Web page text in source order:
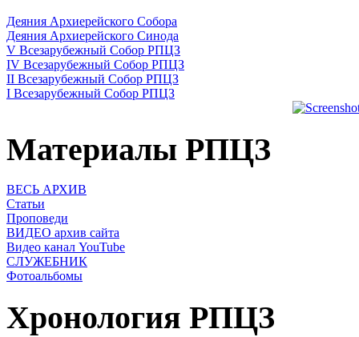
Деяния Архиерейского Собора
Деяния Архиерейского Синода
V Всезарубежный Собор РПЦЗ
IV Всезарубежный Собор РПЦЗ
II Всезарубежный Собор РПЦЗ
I Всезарубежный Собор РПЦЗ
Материалы РПЦЗ
ВЕСЬ АРХИВ
Статьи
Проповеди
ВИДЕО архив сайта
Видео канал YouTube
СЛУЖЕБНИК
Фотоальбомы
Хронология РПЦЗ